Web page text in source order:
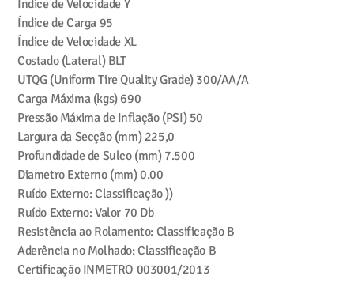
Indice de Velocidade Y
Índice de Carga 95
Índice de Velocidade XL
Costado (Lateral) BLT
UTQG (Uniform Tire Quality Grade) 300/AA/A
Carga Máxima (kgs) 690
Pressão Máxima de Inflação (PSI) 50
Largura da Secção (mm) 225,0
Profundidade de Sulco (mm) 7.500
Diametro Externo (mm)0.00
Ruído Externo: Classificação))
Ruído Externo: Valor 70 Db
Resistência ao Rolamento: Classificação B
Aderência no Molhado: Classificação B
Certificação INMETRO 003001/2013